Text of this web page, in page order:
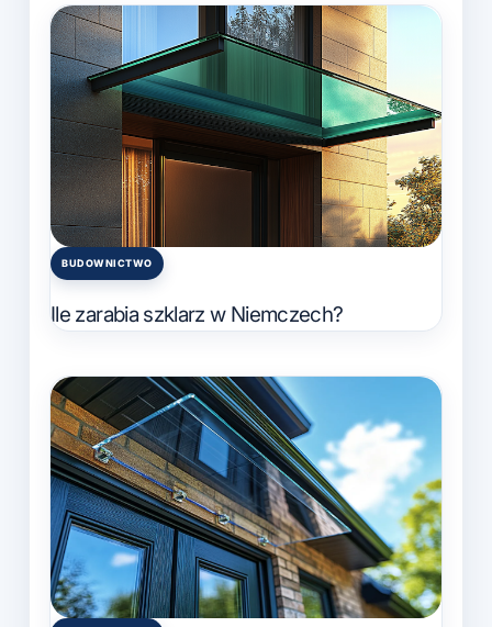
Posted
BUDOWNICTWO
Ile zarabia szklarz w Niemczech?